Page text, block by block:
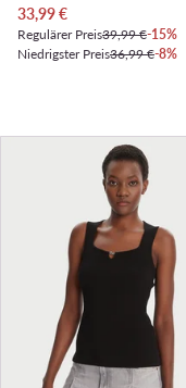
Aktueller Preis
33,99€
Regulärer Preis39,99 €-15%
Niedrigster Preis36,99 €-8%